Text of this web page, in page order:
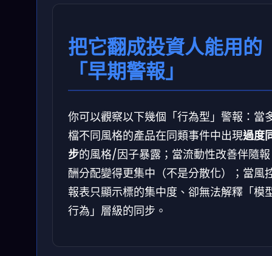
把它翻成投資人能用的
「早期警報」
你可以觀察以下幾個「行為型」警報：當
檔不同風格的產品在同類事件中出現過度
步的風格/因子暴露；當流動性改善伴隨報
酬分配變得更集中（不是分散化）；當風
報表只顯示標的集中度、卻無法解釋「模
行為」層級的同步。